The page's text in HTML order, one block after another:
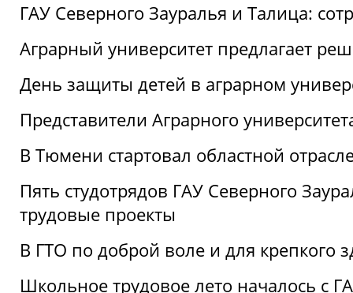
ГАУ Северного Зауралья и Талица:
Аграрный университет предлагает
День защиты детей в аграрном
Представители Аграрного
В Тюмени стартовал областной
Пять студотрядов ГАУ Северного
трудовые проекты
В ГТО по доброй воле и для крепкого
Школьное трудовое лето началось с